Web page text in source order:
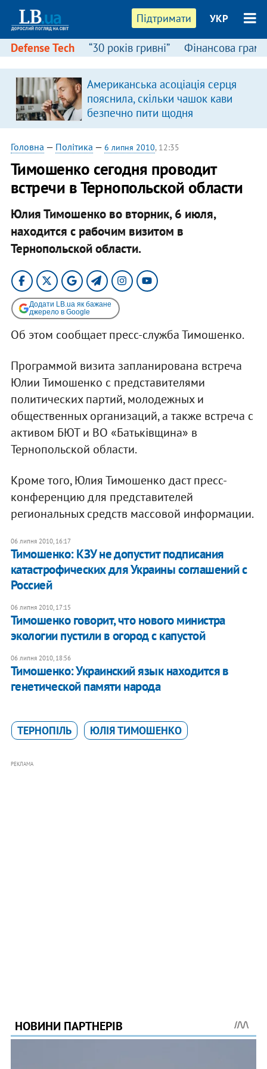
Підтримати УКР
Defense Tech “30 років гривні” Фінансова
Американська асоціація серця
пояснила, скільки чашок кави
безпечно пити щодня
Головна — Політика — 6 липня 2010, 12:35
Тимошенко сегодня проводит
встречи в Тернопольской области
Юлия Тимошенко во вторник, 6 июля,
находится с рабочим визитом в
Тернопольской области.
Додати LB.ua як бажане
джерело в Google
Об этом сообщает пресс-служба Тимошенко.
Программой визита запланирована встреча
Юлии Тимошенко с представителями
политических партий, молодежных и
общественных организаций, а также встреча с
активом БЮТ и ВО «Батьківщина» в
Тернопольской области.
Кроме того, Юлия Тимошенко даст пресс-
конференцию для представителей
региональных средств массовой информации.
06 липня 2010, 16:17
Тимошенко: КЗУ не допустит подписания
катастрофических для Украины соглашений с
Россией
06 липня 2010, 17:15
Тимошенко говорит, что нового министра
экологии пустили в огород с капустой
06 липня 2010, 18:56
Тимошенко: Украинский язык находится в
генетической памяти народа
ТЕРНОПІЛЬ ЮЛІЯ ТИМОШЕНКО
РЕКЛАМА